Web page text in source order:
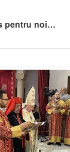
pentru noi…